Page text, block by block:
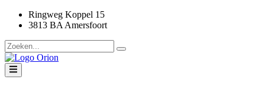
naar
inhoud
Ringweg Koppel 15
3813 BA Amersfoort